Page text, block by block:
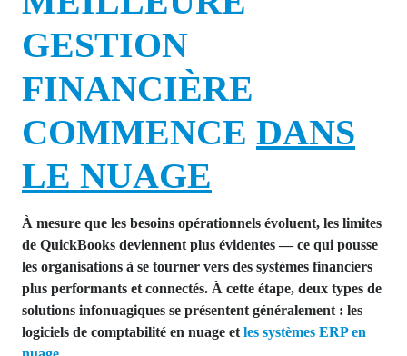
GESTION
FINANCIÈRE
COMMENCE DANS
LE NUAGE
À mesure que les besoins opérationnels évoluent, les limites
de QuickBooks deviennent plus évidentes — ce qui pousse
les organisations à se tourner vers des systèmes financiers
plus performants et connectés. À cette étape, deux types de
solutions infonuagiques se présentent généralement : les
logiciels de comptabilité en nuage et les systèmes ERP en